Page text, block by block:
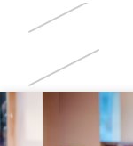
Weitere
Themen